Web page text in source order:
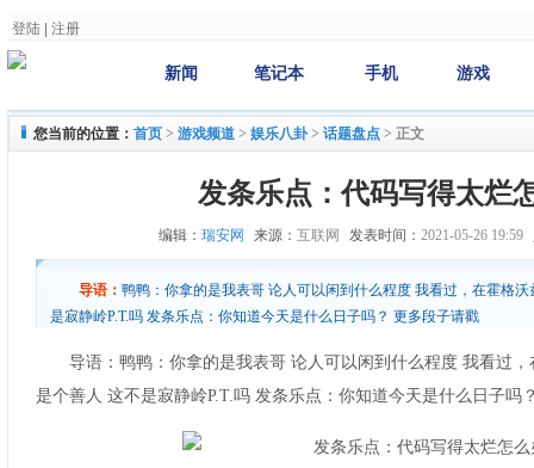
登陆 注册
新闻 笔记本 手机 游戏
您当前的位置： 首页 > 游戏频道 > 娱乐八卦> 话题盘点 > 正文
发条乐点：代码写得太烂
编辑： 瑞安网 来源： 互联网 发表时间： 2021-05-26 19:59
导语： 鸭鸭：你拿的是我表哥 论人可以闲到什么程度 我看过，在霍格
是寂静岭P.T.吗 发条乐点：你知道今天是什么日子吗？ 更多段子请戳
导语：鸭鸭：你拿的是我表哥 论人可以闲到什么程度 我看过
是个善人 这不是寂静岭P.T.吗 发条乐点：你知道今天是什么日子吗